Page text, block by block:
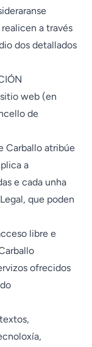
a través
dos detallados
web (en
de
Carballo atribúe
a
e cada unha
que poden
libre e
ofrecidos